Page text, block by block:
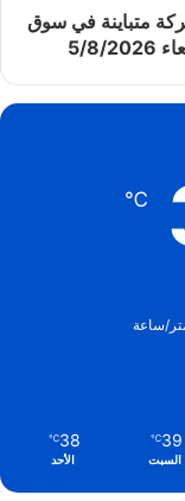
متباينة في سوق
℃
39
℃
السبت
38
℃
الأحد